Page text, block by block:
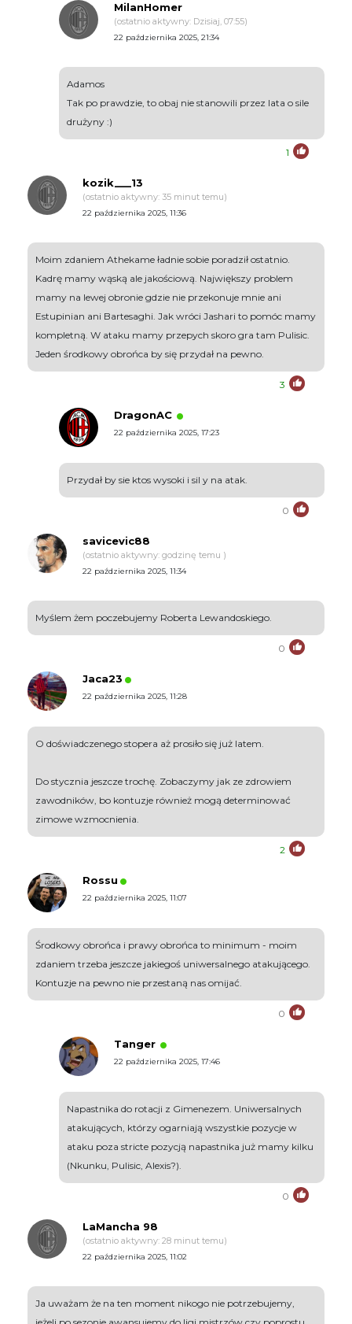
MilanHomer
(ostatnio aktywny: Dzisiaj, 07:55)
22 października 2025, 21:34
Adamos
Tak po prawdzie, to obaj nie stanowili przez lata o sile
drużyny :)
1
kozik___13
(ostatnio aktywny: 35 minut temu)
22 października 2025, 11:36
Moim zdaniem Athekame ładnie sobie poradził ostatnio.
Kadrę mamy wąską ale jakościową. Największy problem
mamy na lewej obronie gdzie nie przekonuje mnie ani
Estupinian ani Bartesaghi. Jak wróci Jashari to pomóc mamy
kompletną. W ataku mamy przepych skoro gra tam Pulisic.
Jeden środkowy obrońca by się przydał na pewno.
3
DragonAC
22 października 2025, 17:23
Przydał by sie ktos wysoki i sil y na atak.
0
savicevic88
(ostatnio aktywny: godzinę temu )
22 października 2025, 11:34
Myślem żem poczebujemy Roberta Lewandoskiego.
0
Jaca23
22 października 2025, 11:28
O doświadczenego stopera aż prosiło się już latem.
Do stycznia jeszcze trochę. Zobaczymy jak ze zdrowiem
zawodników, bo kontuzje również mogą determinować
zimowe wzmocnienia.
2
Rossu
22 października 2025, 11:07
Środkowy obrońca i prawy obrońca to minimum - moim
zdaniem trzeba jeszcze jakiegoś uniwersalnego atakującego.
Kontuzje na pewno nie przestaną nas omijać.
0
Tanger
22 października 2025, 17:46
Napastnika do rotacji z Gimenezem. Uniwersalnych
atakujących, którzy ogarniają wszystkie pozycje w
ataku poza stricte pozycją napastnika już mamy kilku
(Nkunku, Pulisic, Alexis?).
0
LaMancha 98
(ostatnio aktywny: 28 minut temu)
22 października 2025, 11:02
Ja uważam że na ten moment nikogo nie potrzebujemy,